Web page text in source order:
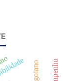
if goiano